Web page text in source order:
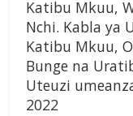
Katibu Mkuu,
Nchi. Kabla ya
Katibu Mkuu,
Bunge na
Uteuzi
2022